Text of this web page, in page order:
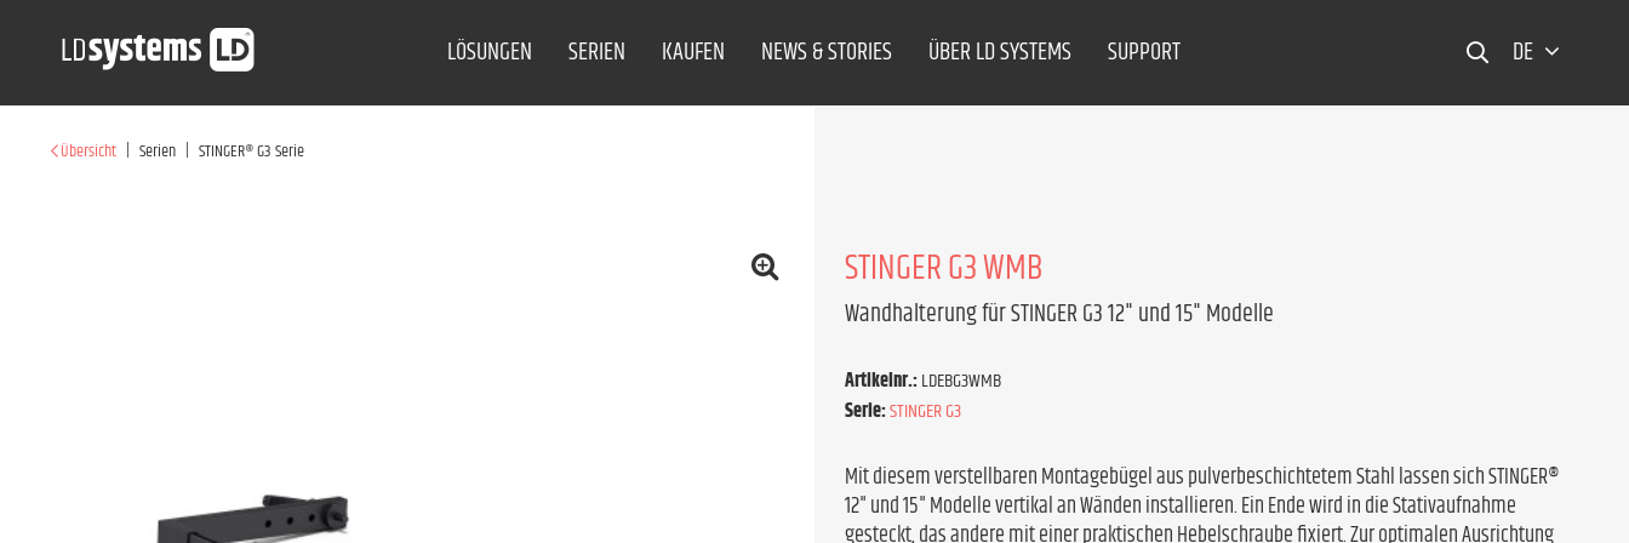
LÖSUNGEN SERIEN KAUFEN NEWS & STORIES ÜBER LD SYSTEMS SUPPORT DE
Übersicht | Serien | STINGER® G3 Serie
STINGER G3 WMB
Wandhalterung für STINGER G3 12" und 15" Modelle
Artikelnr.:LDEBG3WMB
Serie:STINGER G3
Mit diesem verstellbaren Montagebügel aus pulverbeschichtetem Stahl lassen sich STINGER®
12" und 15" Modelle vertikal an Wänden installieren. Ein Ende wird in die Stativaufnahme
gesteckt, das andere mit einer praktischen Hebelschraube fixiert. Zur optimalen Ausrichtung